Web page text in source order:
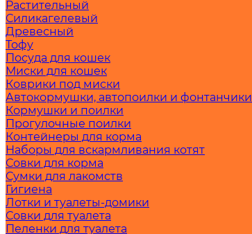
Растительный
Силикагелевый
Древесный
Тофу
Посуда для кошек
Миски для кошек
Коврики под миски
Автокормушки, автопоилки и фонтанчики
Кормушки и поилки
Прогулочные поилки
Контейнеры для корма
Наборы для вскармливания котят
Совки для корма
Сумки для лакомств
Гигиена
Лотки и туалеты-домики
Совки для туалета
Пеленки для туалета